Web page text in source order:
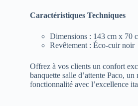
Caractéristiques Techniques
Dimensions : 143 cm x 70
Revêtement : Éco-cuir noir
Offrez à vos clients un confort
banquette salle d’attente Paco,
fonctionnalité avec l’excellence